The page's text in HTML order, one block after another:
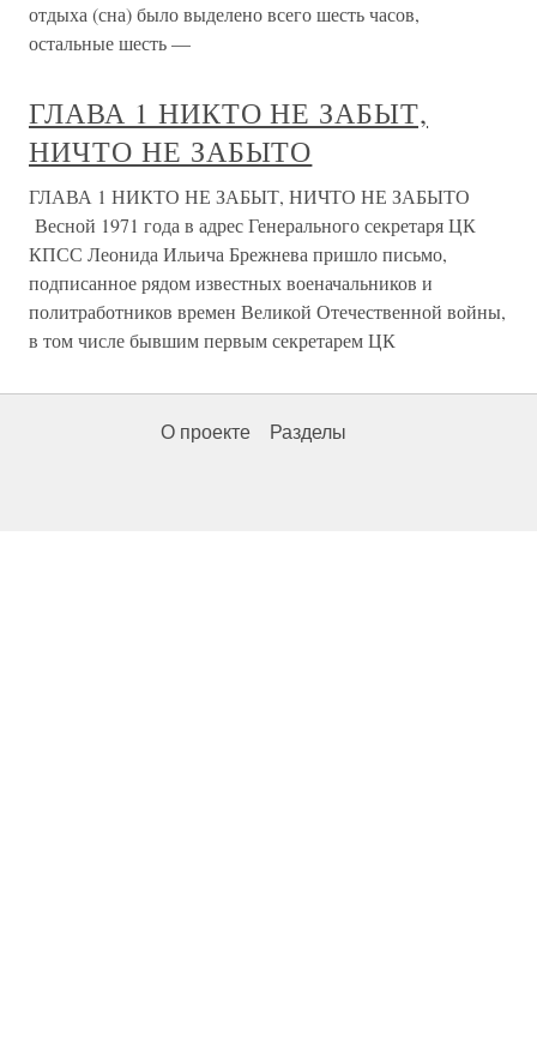
отдыха (сна) было выделено всего шесть часов,
остальные шесть —
ГЛАВА 1 НИКТО НЕ ЗАБЫТ,
НИЧТО НЕ ЗАБЫТО
ГЛАВА 1 НИКТО НЕ ЗАБЫТ, НИЧТО НЕ ЗАБЫТО
Весной 1971 года в адрес Генерального секретаря ЦК
КПСС Леонида Ильича Брежнева пришло письмо,
подписанное рядом известных военачальников и
политработников времен Великой Отечественной войны,
в том числе бывшим первым секретарем ЦК
О проекте Разделы